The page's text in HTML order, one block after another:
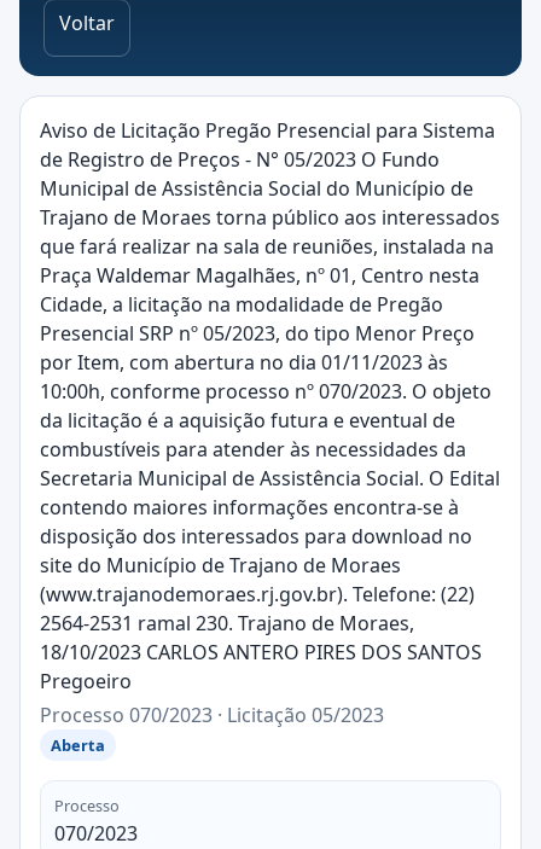
Voltar
Aviso de Licitação Pregão Presencial para Sistema
de Registro de Preços - N° 05/2023 O Fundo
Municipal de Assistência Social do Município de
Trajano de Moraes torna público aos interessados
que fará realizar na sala de reuniões, instalada na
Praça Waldemar Magalhães, nº 01, Centro nesta
Cidade, a licitação na modalidade de Pregão
Presencial SRP nº 05/2023, do tipo Menor Preço
por Item, com abertura no dia 01/11/2023 às
10:00h, conforme processo nº 070/2023. O objeto
da licitação é a aquisição futura e eventual de
combustíveis para atender às necessidades da
Secretaria Municipal de Assistência Social. O Edital
contendo maiores informações encontra-se à
disposição dos interessados para download no
site do Município de Trajano de Moraes
(www.trajanodemoraes.rj.gov.br). Telefone: (22)
2564-2531 ramal 230. Trajano de Moraes,
18/10/2023 CARLOS ANTERO PIRES DOS SANTOS
Pregoeiro
Processo 070/2023 · Licitação 05/2023
Aberta
Processo
070/2023